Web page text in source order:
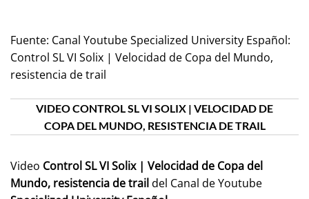
Fuente: Canal Youtube Specialized University Español:
Control SL VI Solix | Velocidad de Copa del Mundo,
resistencia de trail
VIDEO CONTROL SL VI SOLIX | VELOCIDAD DE
COPA DEL MUNDO, RESISTENCIA DE TRAIL
Video Control SL VI Solix | Velocidad de Copa del
Mundo, resistencia de traildel Canal de Youtube